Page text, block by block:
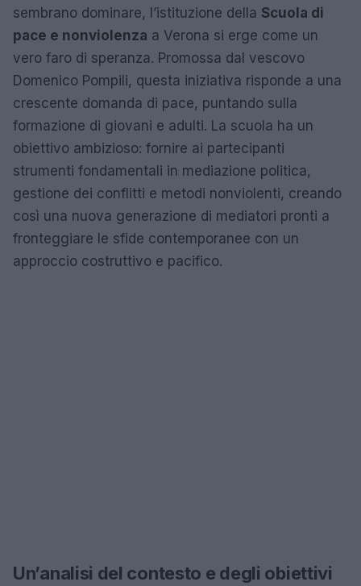
sembrano dominare, l’istituzione della Scuola di
pace e nonviolenza a Verona si erge come un
vero faro di speranza. Promossa dal vescovo
Domenico Pompili, questa iniziativa risponde a una
crescente domanda di pace, puntando sulla
formazione di giovani e adulti. La scuola ha un
obiettivo ambizioso: fornire ai partecipanti
strumenti fondamentali in mediazione politica,
gestione dei conflitti e metodi nonviolenti, creando
così una nuova generazione di mediatori pronti a
fronteggiare le sfide contemporanee con un
approccio costruttivo e pacifico.
Un’analisi del contesto e degli obiettivi